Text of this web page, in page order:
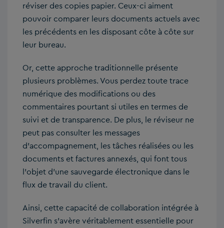
réviser des copies papier. Ceux-ci aiment
pouvoir comparer leurs documents actuels avec
les précédents en les disposant côte à côte sur
leur bureau.
Or, cette approche traditionnelle présente
plusieurs problèmes. Vous perdez toute trace
numérique des modifications ou des
commentaires pourtant si utiles en termes de
suivi et de transparence. De plus, le réviseur ne
peut pas consulter les messages
d’accompagnement, les tâches réalisées ou les
documents et factures annexés, qui font tous
l’objet d’une sauvegarde électronique dans le
flux de travail du client.
Ainsi, cette capacité de collaboration intégrée à
Silverfin s’avère véritablement essentielle pour